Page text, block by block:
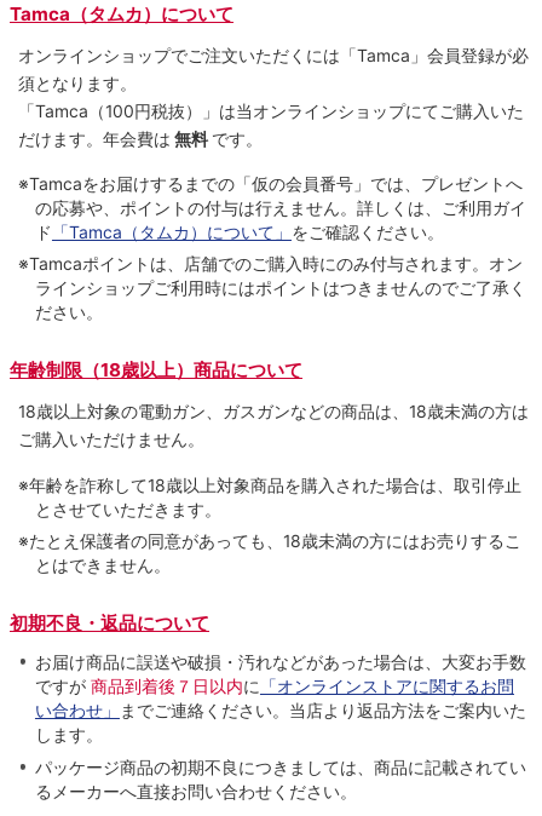
Tamca（タムカ）について
オンラインショップでご注⽂いただくには「Tamca」会員登録が必
須となります。
「Tamca （100円税抜）
」は当オンラインショップにてご購⼊いた
だけます。 年会費は 無料 です。
※Tamcaをお届けするまでの「仮の会員番号」では、プレゼントへ
の応募や、ポイントの付与は⾏えません。詳しくは、ご利⽤ガイ
ド 「Tamca（タムカ）について」 をご確認ください。
※Tamcaポイントは、店舗でのご購⼊時にのみ付与されます。オン
ラインショップご利用時にはポイントはつきませんのでご了承く
ださい。
年齢制限（18歳以上）商品について
18歳以上対象の電動ガン、ガスガンなどの商品は、18歳未満の方は
ご購入いただけません。
※年齢を詐称して18歳以上対象商品を購入された場合は、取引停止
とさせていただきます。
※たとえ保護者の同意があっても、18歳未満の方にはお売りするこ
とはできません。
初期不良・返品について
お届け商品に誤送や破損・汚れなどがあった場合は、大変お手数
ですが 商品到着後７日以内に 「オンラインストアに関するお問
い合わせ」
までご連絡ください。当店より返品方法をご案内いた
します。
パッケージ商品の初期不良につきましては、商品に記載されてい
るメーカーへ直接お問い合わせください。